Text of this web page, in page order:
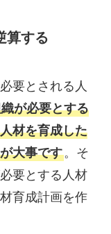
算する
要とされる人
が必要とする
材を育成した
大事です。そ
要とする人材
育成計画を作